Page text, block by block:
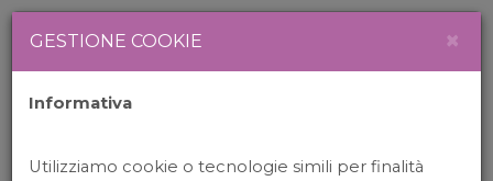
GESTIONE COOKIE ×
Informativa
Utilizziamo cookie o tecnologie simili per finalità